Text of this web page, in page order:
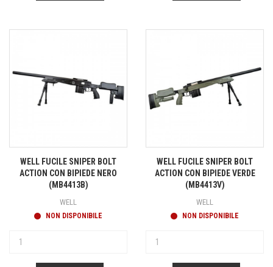
WELL FUCILE SNIPER BOLT
ACTION CON BIPIEDE NERO
(MB4413B)
WELL
NON DISPONIBILE
WELL FUCILE SNIPER BOLT
ACTION CON BIPIEDE VERDE
(MB4413V)
WELL
NON DISPONIBILE